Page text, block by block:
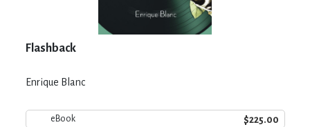
Flashback
Enrique Blanc
eBook $225.00